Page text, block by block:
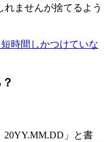
ませんが捨てるよう
時間しかつけていな
20YY.MM.DD」と書